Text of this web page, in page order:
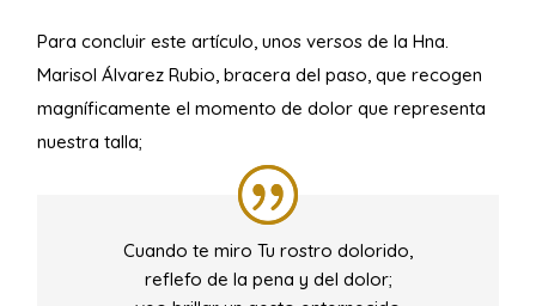
Para concluir este artículo, unos versos de la Hna.
Marisol Álvarez Rubio, bracera del paso, que recogen
magníficamente el momento de dolor que representa
nuestra talla;
Cuando te miro Tu rostro dolorido,
reflefo de la pena y del dolor;